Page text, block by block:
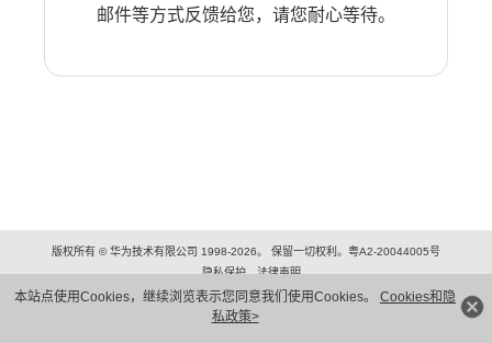
本站点使用Cookies，继续浏览表示您同意我们使用Cookies。 Cookies和隐
私政策>
邮件等方式反馈给您，请您耐心等待。
版权所有 © 华为技术有限公司 1998-2026。 保留一切权利。粤A2-20044005号
隐私保护
法律声明